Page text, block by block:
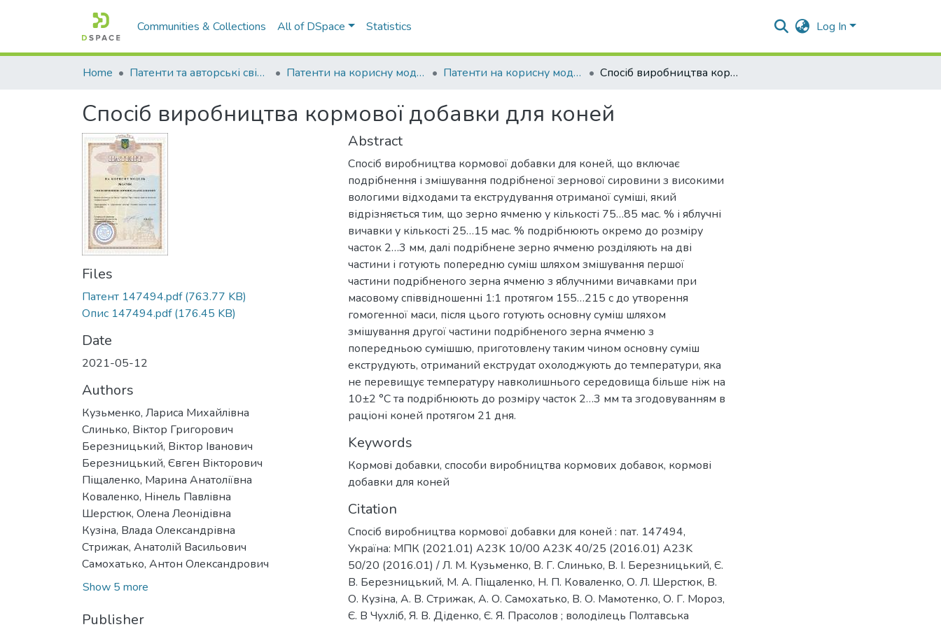
Communities & Collections All of DSpace Statistics Log In
Home Патенти та авторські свідоцтва Патенти на корисну модель Патенти на корисну модель_2021 Спосіб виробництва кормової добавки для коней
Спосіб виробництва кормової добавки для коней
Files
Патент 147494.pdf(763.77 KB)
Опис 147494.pdf(176.45 KB)
Date
2021-05-12
Authors
Кузьменко, Лариса Михайлівна
Слинько, Віктор Григорович
Березницький, Віктор Іванович
Березницький, Євген Вікторович
Піщаленко, Марина Анатоліївна
Коваленко, Нінель Павлівна
Шерстюк, Олена Леонідівна
Кузіна, Влада Олександрівна
Стрижак, Анатолій Васильович
Самохатько, Антон Олександрович
Show 5 more
Publisher
Abstract
Спосіб виробництва кормової добавки для коней, що включає
подрібнення і змішування подрібненої зернової сировини з високими
вологими відходами та екструдування отриманої суміші, який
відрізняється тим, що зерно ячменю у кількості 75…85 мас. % і яблучні
вичавки у кількості 25…15 мас. % подрібнюють окремо до розміру
часток 2…3 мм, далі подрібнене зерно ячменю розділяють на дві
частини і готують попередню суміш шляхом змішування першої
частини подрібненого зерна ячменю з яблучними вичавками при
масовому співвідношенні 1:1 протягом 155…215 с до утворення
гомогенної маси, після цього готують основну суміш шляхом
змішування другої частини подрібненого зерна ячменю з
попередньою сумішшю, приготовлену таким чином основну суміш
екструдують, отриманий екструдат охолоджують до температури, яка
не перевищує температуру навколишнього середовища більше ніж на
10±2 °C та подрібнюють до розміру часток 2…3 мм та згодовуванням в
раціоні коней протягом 21 дня.
Keywords
Кормові добавки, способи виробництва кормових добавок, кормові
добавки для коней
Citation
Спосіб виробництва кормової добавки для коней : пат. 147494,
Україна: МПК (2021.01) A23K 10/00 A23K 40/25 (2016.01) A23K
50/20 (2016.01) / Л. М. Кузьменко, В. Г. Слинько, В. І. Березницький, Є.
В. Березницький, М. А. Піщаленко, Н. П. Коваленко, О. Л. Шерстюк, В.
О. Кузіна, А. В. Стрижак, А. О. Самохатько, В. О. Мамотенко, О. Г. Мороз,
Є. В Чухліб, Я. В. Діденко, Є. Я. Прасолов ; володілець Полтавська